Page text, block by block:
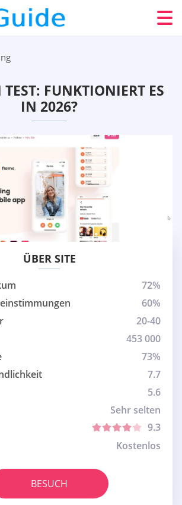
FUNKTIONIERT ES
IN 2026?
ÜBER SITE
72%
60%
20-40
453 000
73%
7.7
5.6
Sehr selten
9.3
Kostenlos
BESUCH